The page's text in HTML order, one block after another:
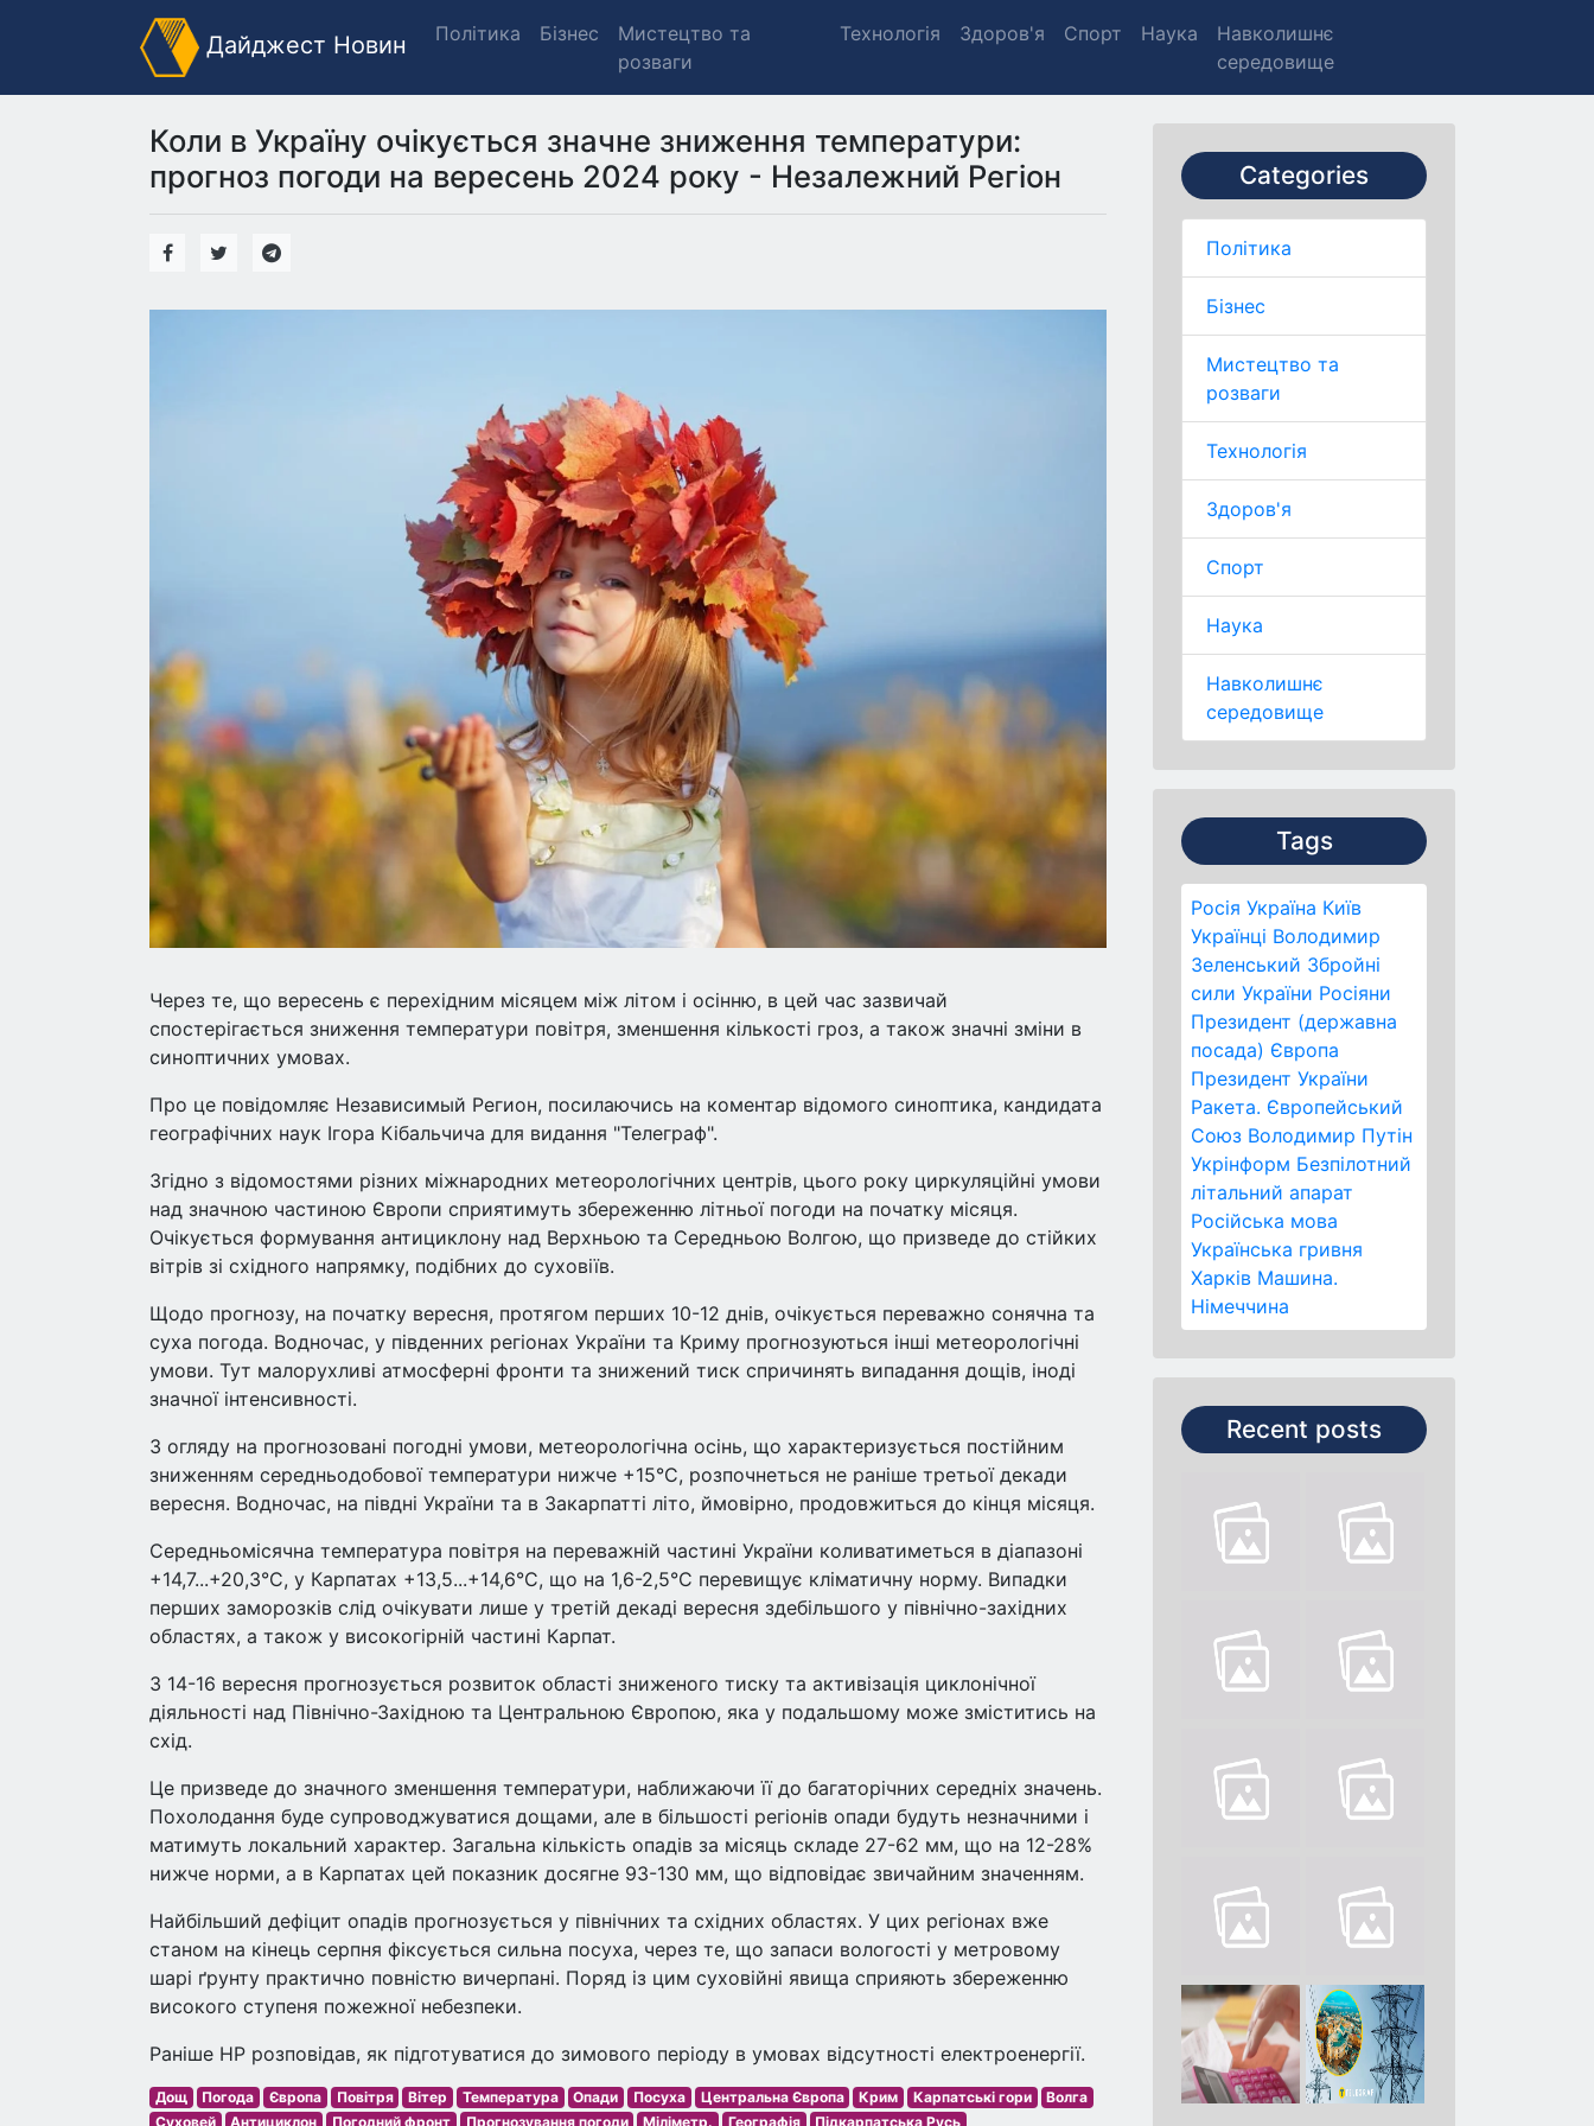
Дайджест Новин Політика Бізнес
Мистецтво та
розваги
Технологія Здоров'я Спорт Наука
Навколишнє
середовище
Categories
Політика
Бізнес
Мистецтво та
розваги
Технологія
Здоров'я
Спорт
Наука
Навколишнє
середовище
Tags
Росія Україна Київ
Українці Володимир
Зеленський Збройні
сили України Росіяни
Президент (державна
посада) Європа
Президент України
Ракета. Європейський
Союз Володимир Путін
Укрінформ Безпілотний
літальний апарат
Російська мова
Українська гривня
Харків Машина.
Німеччина
Recent posts
Коли в Україну очікується значне зниження температури:
прогноз погоди на вересень 2024 року - Незалежний Регіон
Через те, що вересень є перехідним місяцем між літом і осінню, в цей час зазвичай
спостерігається зниження температури повітря, зменшення кількості гроз, а також значні зміни в
синоптичних умовах.
Про це повідомляє Независимый Регион, посилаючись на коментар відомого синоптика, кандидата
географічних наук Ігора Кібальчича для видання "Телеграф".
Згідно з відомостями різних міжнародних метеорологічних центрів, цього року циркуляційні умови
над значною частиною Європи сприятимуть збереженню літньої погоди на початку місяця.
Очікується формування антициклону над Верхньою та Середньою Волгою, що призведе до стійких
вітрів зі східного напрямку, подібних до суховіїв.
Щодо прогнозу, на початку вересня, протягом перших 10-12 днів, очікується переважно сонячна та
суха погода. Водночас, у південних регіонах України та Криму прогнозуються інші метеорологічні
умови. Тут малорухливі атмосферні фронти та знижений тиск спричинять випадання дощів, іноді
значної інтенсивності.
З огляду на прогнозовані погодні умови, метеорологічна осінь, що характеризується постійним
зниженням середньодобової температури нижче +15°C, розпочнеться не раніше третьої декади
вересня. Водночас, на півдні України та в Закарпатті літо, ймовірно, продовжиться до кінця місяця.
Середньомісячна температура повітря на переважній частині України коливатиметься в діапазоні
+14,7...+20,3°С, у Карпатах +13,5...+14,6°С, що на 1,6-2,5°С перевищує кліматичну норму. Випадки
перших заморозків слід очікувати лише у третій декаді вересня здебільшого у північно-західних
областях, а також у високогірній частині Карпат.
З 14-16 вересня прогнозується розвиток області зниженого тиску та активізація циклонічної
діяльності над Північно-Західною та Центральною Європою, яка у подальшому може зміститись на
схід.
Це призведе до значного зменшення температури, наближаючи її до багаторічних середніх значень.
Похолодання буде супроводжуватися дощами, але в більшості регіонів опади будуть незначними і
матимуть локальний характер. Загальна кількість опадів за місяць складе 27-62 мм, що на 12-28%
нижче норми, а в Карпатах цей показник досягне 93-130 мм, що відповідає звичайним значенням.
Найбільший дефіцит опадів прогнозується у північних та східних областях. У цих регіонах вже
станом на кінець серпня фіксується сильна посуха, через те, що запаси вологості у метровому
шарі ґрунту практично повністю вичерпані. Поряд із цим суховійні явища сприяють збереженню
високого ступеня пожежної небезпеки.
Раніше НР розповідав, як підготуватися до зимового періоду в умовах відсутності електроенергії.
Дощ Погода Європа Повітря Вітер Температура Опади Посуха Центральна Європа Крим Карпатські гори
Волга
Суховей
Антициклон Погодний фронт Прогнозування погоди Міліметр. Географія Підкарпатська Русь